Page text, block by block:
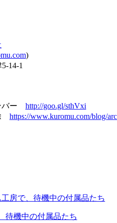
)
14-1
バー http://goo.gl/sthVxi
https://www.kuromu.com/blog/
待機中の付属品たち